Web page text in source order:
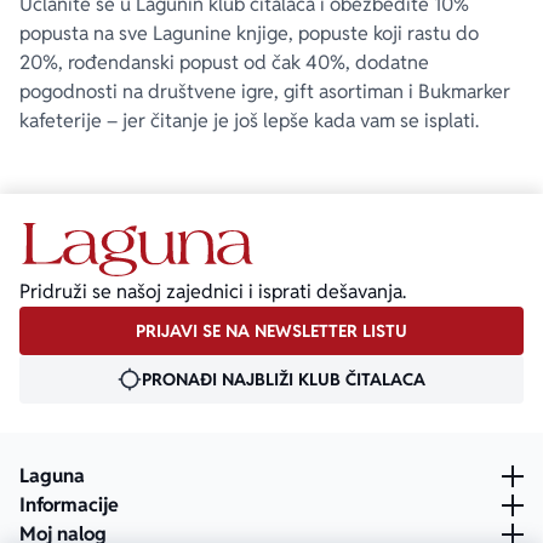
popusta na sve Lagunine knjige, popuste koji rastu do
20%, rođendanski popust od čak 40%, dodatne
pogodnosti na društvene igre, gift asortiman i Bukmarker
kafeterije – jer čitanje je još lepše kada vam se isplati.
Pridruži se našoj zajednici i isprati dešavanja.
PRIJAVI SE NA NEWSLETTER LISTU
PRONAĐI NAJBLIŽI KLUB ČITALACA
Laguna
Informacije
Moj nalog